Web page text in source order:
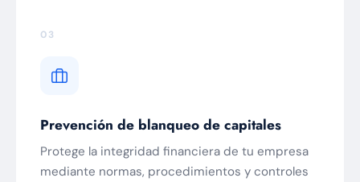
03
Prevención de blanqueo de capitales
Protege la integridad financiera de tu empresa
mediante normas, procedimientos y controles